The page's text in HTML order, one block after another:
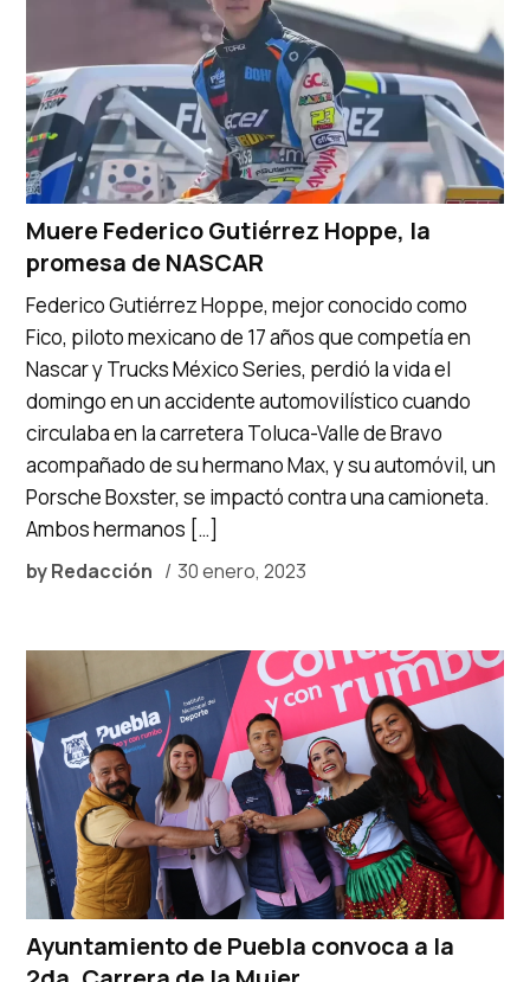
Muere Federico Gutiérrez Hoppe, la
promesa de NASCAR
byRedacción 30 enero, 2023
Federico Gutiérrez Hoppe, mejor conocido como
Fico, piloto mexicano de 17 años que competía en
Nascar y Trucks México Series, perdió la vida el
domingo en un accidente automovilístico cuando
circulaba en la carretera Toluca-Valle de Bravo
acompañado de su hermano Max, y su automóvil, un
Porsche Boxster, se impactó contra una camioneta.
Ambos hermanos […]
Ayuntamiento de Puebla convoca a la